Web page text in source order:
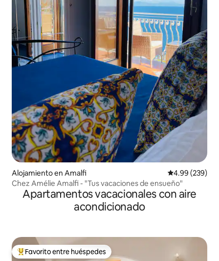
Alojamiento en Amalfi Calificación
4.99 (239)
Chez Amélie Amalfi - "Tus vacaciones de ensueño"
Apartamentos vacacionales con aire
acondicionado
Favorito entre huéspedes preferido
Favorito entre huéspedes